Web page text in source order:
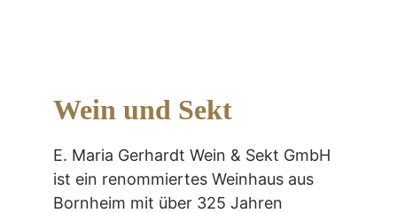
Wein und Sekt
E. Maria Gerhardt Wein & Sekt GmbH
ist ein renommiertes Weinhaus aus
Bornheim mit über 325 Jahren